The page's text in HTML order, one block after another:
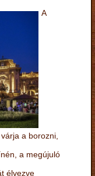
A
a borozni,
a megújuló
élvezve